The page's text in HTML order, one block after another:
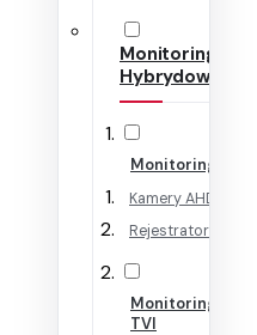
Monitoring
Hybrydowy
Monitoring AHD
Kamery AHD
Rejestratory AHD
Monitoring HD-
TVI